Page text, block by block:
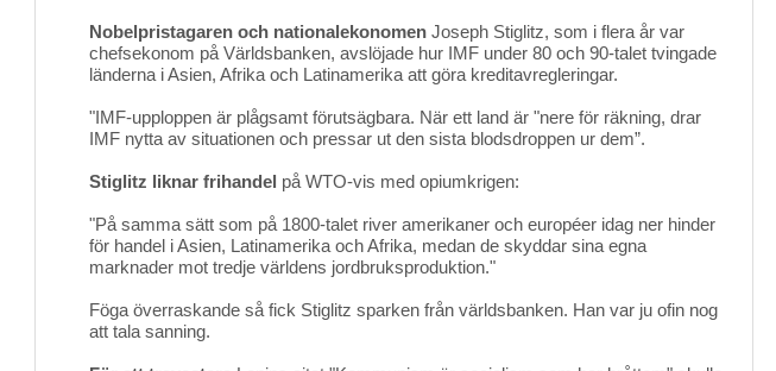
Nobelpristagaren och nationalekonomen Joseph Stiglitz, som i flera år var
chefsekonom på Världsbanken, avslöjade hur IMF under 80 och 90-talet tvingade
länderna i Asien, Afrika och Latinamerika att göra kreditavregleringar.
"IMF-upploppen är plågsamt förutsägbara. När ett land är "nere för räkning, drar
IMF nytta av situationen och pressar ut den sista blodsdroppen ur dem”.
Stiglitz liknar frihandel på WTO-vis med opiumkrigen:
"På samma sätt som på 1800-talet river amerikaner och européer idag ner hinder
för handel i Asien, Latinamerika och Afrika, medan de skyddar sina egna
marknader mot tredje världens jordbruksproduktion."
Föga överraskande så fick Stiglitz sparken från världsbanken. Han var ju ofin nog
att tala sanning.